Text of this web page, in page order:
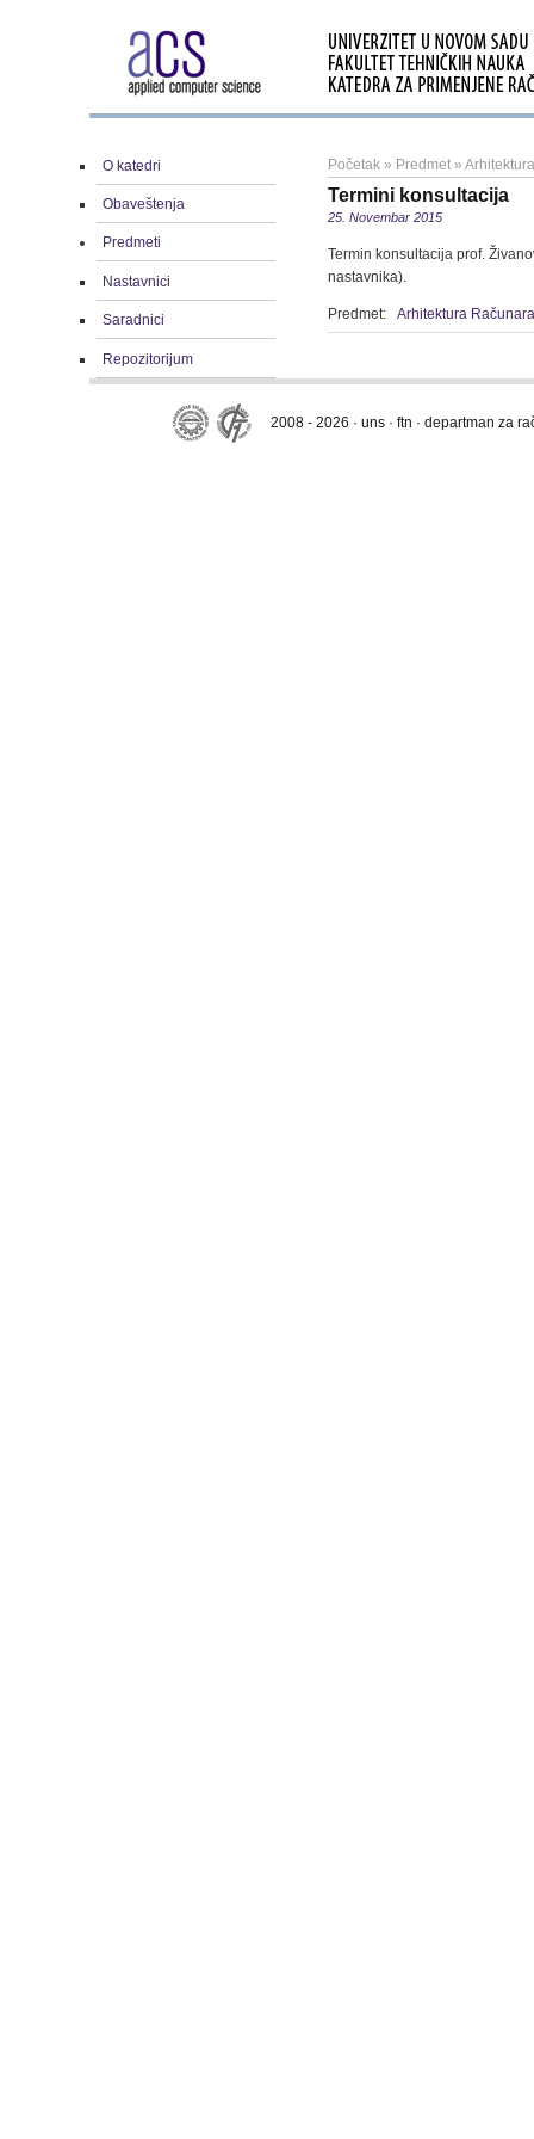
O katedri
Obaveštenja
Predmeti
Nastavnici
Saradnici
Repozitorijum
Početak » Predmet »
Termini konsultacija
25. Novembar 2015
Termin konsultacija prof.
nastavnika).
Predmet: Arhitektura
2008 - 2026 · uns · ftn · departman za